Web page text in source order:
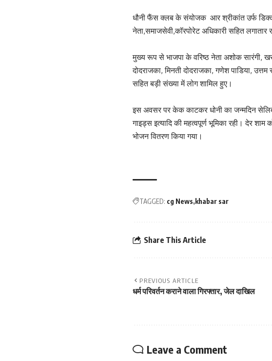
धौनी फैंस क्लब के संयोजक आर श्रीकांत उर्फ
नेता,समाजसेवी,कॉरपोरेट अधिकारी सहित
मुख्य रूप से भाजपा के वरिष्ठ नेता अशोक सारंगी,
दोदराजका, मिनती दोदराजका, गणेश पाडिया,
सहित बड़ी संख्या में लोग शामिल हुए।
इस अवसर पर केक काटकर धोनी का जन्मदिन
गाइड्स इत्यादि की महत्वपूर्ण भूमिका रही। देर
भोजन वितरण किया गया।
TAGGED: cg News khabar sar
Share This Article
PREVIOUS ARTICLE
धर्म परिवर्तन कराने वाला गिरफ्तार, जेल दाखिल
Leave a Comment